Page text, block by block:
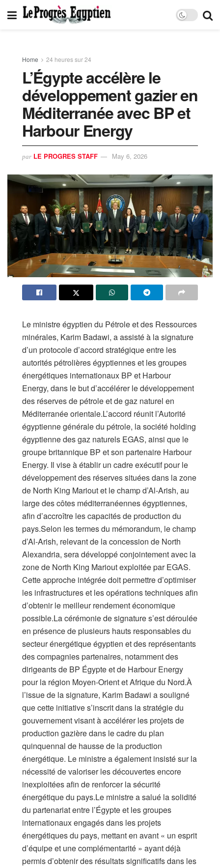
Home 24 heures sur 24
L’Égypte accélère le
développement gazier en
Méditerranée avec BP et
Harbour Energy
par LE PROGRES STAFF May 6, 2026
Le ministre égyptien du Pétrole et des Ressources
minérales, Karim Badawi, a assisté à la signature
d’un protocole d’accord stratégique entre les
autorités pétrolières égyptiennes et les groupes
énergétiques internationaux BP et Harbour
Energy, dans le but d’accélérer le développement
des réserves de pétrole et de gaz naturel en
Méditerranée orientale.L’accord réunit l’Autorité
égyptienne générale du pétrole, la société holding
égyptienne des gaz naturels EGAS, ainsi que le
groupe britannique BP et son partenaire Harbour
Energy. Il vise à établir un cadre exécutif pour le
développement des réserves situées dans la zone
de North King Mariout et le champ d’Al-Arish, au
large des côtes méditerranéennes égyptiennes,
afin d’accroître les capacités de production du
pays.Selon les termes du mémorandum, le champ
d’Al-Arish, relevant de la concession de North
Alexandria, sera développé conjointement avec la
zone de North King Mariout exploitée par EGAS.
Cette approche intégrée doit permettre d’optimiser
les infrastructures et les opérations techniques afin
d’obtenir le meilleur rendement économique
possible.La cérémonie de signature s’est déroulée
en présence de plusieurs hauts responsables du
secteur énergétique égyptien et des représentants
des compagnies partenaires, notamment des
dirigeants de BP Égypte et de Harbour Energy
pour la région Moyen-Orient et Afrique du Nord.À
l’issue de la signature, Karim Badawi a souligné
que cette initiative s’inscrit dans la stratégie du
gouvernement visant à accélérer les projets de
production gazière dans le cadre du plan
quinquennal de hausse de la production
énergétique. Le ministre a également insisté sur la
nécessité de valoriser les découvertes encore
inexploitées afin de renforcer la sécurité
énergétique du pays.Le ministre a salué la solidité
du partenariat entre l’Égypte et les groupes
internationaux engagés dans les projets
énergétiques du pays, mettant en avant « un esprit
d’équipe et une complémentarité » ayant déjà
permis d’obtenir des résultats significatifs dans les